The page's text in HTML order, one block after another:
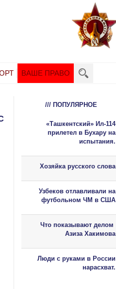
ВАШЕ ПРАВО
/// ПОПУЛЯРНОЕ
«Ташкентский» Ил-114
прилетел в Бухару на
испытания.
Хозяйка русского слова
Узбеков отлавливали на
футбольном ЧМ в США
Что показывают делом
Азиза Хакимова
Люди с руками в России
нарасхват.